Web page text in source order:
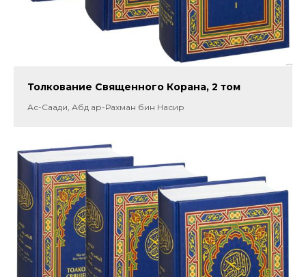
Толкование Священного Корана, 2 том
Ас-Саади, Абд ар-Рахман бин Насир